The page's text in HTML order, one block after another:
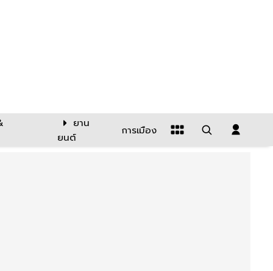
ยาน
ยนต์
การเมือง